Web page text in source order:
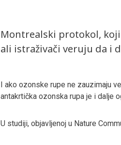
Montrealski protokol,
ali istraživači veruju da i
I ako ozonske rupe ne zauzimaju
antakrtička ozonska rupa je i dalje
U studiji, objavljenoj u Nature